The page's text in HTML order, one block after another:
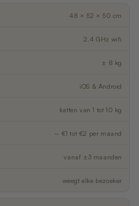
48 × 52 × 50 cm
2.4 GHz wifi
± 8 kg
iOS & Android
katten van 1 tot 10 kg
~ €1 tot €2 per maand
vanaf ±3 maanden
weegt elke bezoeker